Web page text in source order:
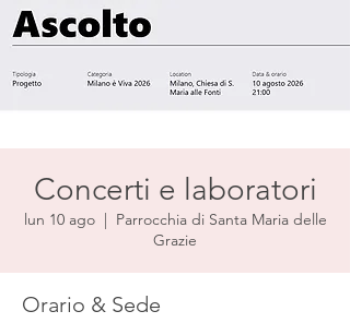
Concerti e laboratori
lun 10 ago
  |
Parrocchia di Santa Maria delle
Grazie
Orario & Sede